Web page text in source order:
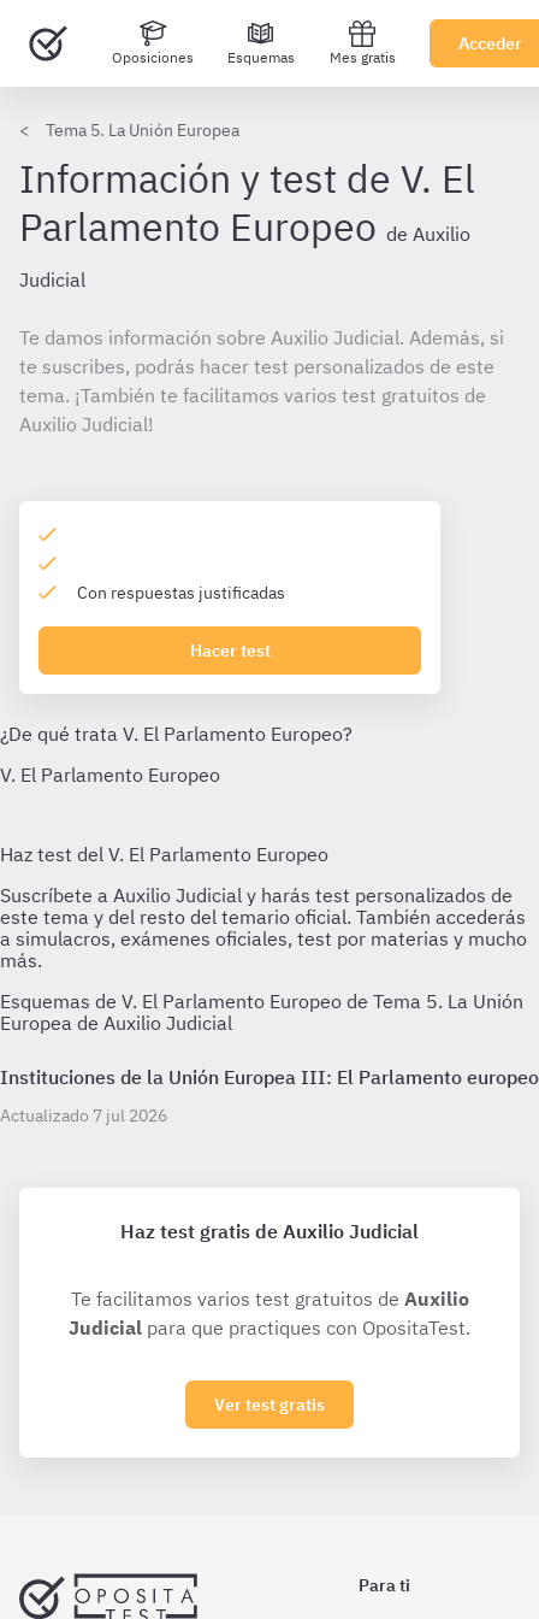
Oposiciones Esquemas Mes gratis
Acceder
Tema 5. La Unión Europea
Información y test de V. El
Parlamento Europeo de Auxilio
Judicial
Te damos información sobre Auxilio Judicial. Además, si
te suscribes, podrás hacer test personalizados de este
tema. ¡También te facilitamos varios test gratuitos de
Auxilio Judicial!
Con respuestas justificadas
Hacer test
Esquemas de V. El Parlamento Europeo de Tema 5. La Unión
Europea de Auxilio Judicial
Instituciones de la Unión Europea III: El Parlamento europeo
Actualizado 7 jul 2026
Haz test gratis de Auxilio Judicial
Te facilitamos varios test gratuitos de Auxilio
Judicial para que practiques con OpositaTest.
Ver test gratis
Para ti